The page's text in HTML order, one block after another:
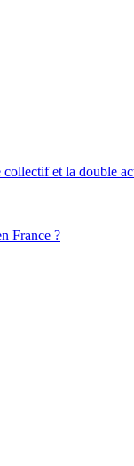
et la double
France ?